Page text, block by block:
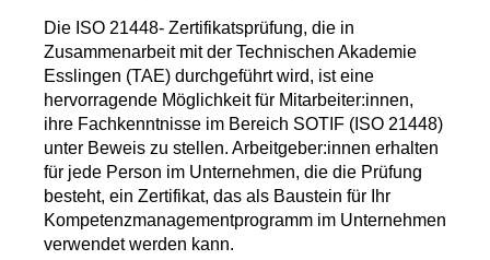
Die ISO 21448- Zertifikatsprüfung, die in
Zusammenarbeit mit der Technischen Akademie
Esslingen (TAE) durchgeführt wird, ist eine
hervorragende Möglichkeit für Mitarbeiter:innen,
ihre Fachkenntnisse im Bereich SOTIF (ISO 21448)
unter Beweis zu stellen. Arbeitgeber:innen erhalten
für jede Person im Unternehmen, die die Prüfung
besteht, ein Zertifikat, das als Baustein für Ihr
Kompetenzmanagementprogramm im Unternehmen
verwendet werden kann.